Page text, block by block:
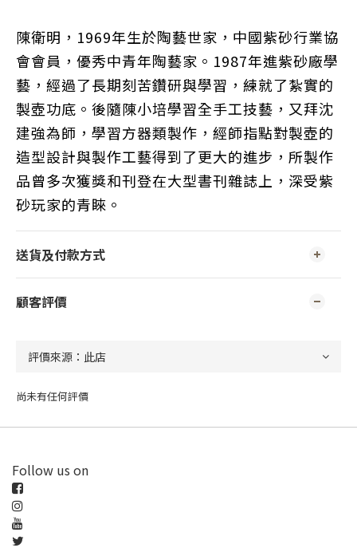
陳衛明，1969年生於陶藝世家，中國紫砂行業協
會會員，優秀中青年陶藝家。1987年進紫砂廠學
藝，經過了長期刻苦鑽研與學習，練就了紮實的
製壺功底。後隨陳小培學習全手工技藝，又拜沈
建強為師，學習方器類製作，經師指點對製壺的
造型設計與製作工藝得到了更大的進步，所製作
品曾多次獲獎和刊登在大型書刊雜誌上，深受紫
砂玩家的青睞。
送貨及付款方式
顧客評價
尚未有任何評價
Follow us on